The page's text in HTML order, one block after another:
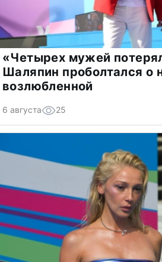
«Четырех мужей
Шаляпин проболтался о
возлюбленной
6 августа 25